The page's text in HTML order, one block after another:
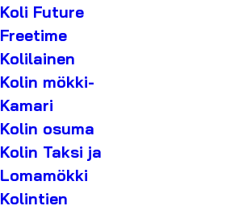
Koli Future
Freetime
Kolilainen
Kolin mökki-
Kamari
Kolin osuma
Kolin Taksi ja
Lomamökki
Kolintien